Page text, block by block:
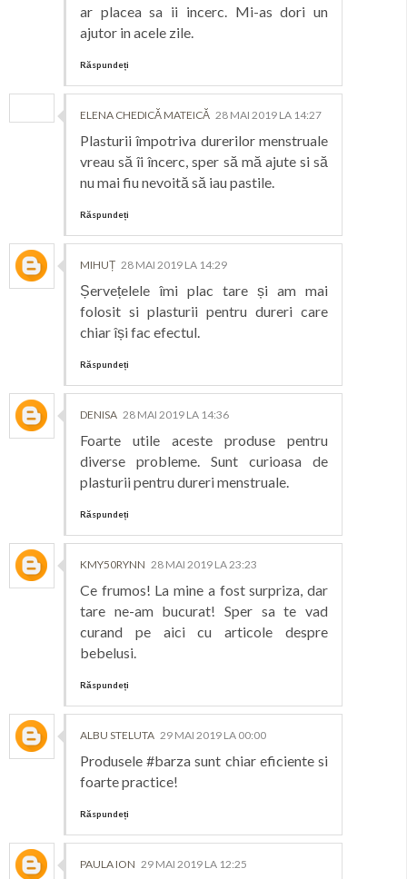
ar placea sa ii incerc. Mi-as dori un
ajutor in acele zile.
Răspundeți
ELENA CHEDICĂ MATEICĂ 28 MAI 2019 LA 14:27
Plasturii împotriva durerilor menstruale
vreau să îi încerc, sper să mă ajute si să
nu mai fiu nevoită să iau pastile.
Răspundeți
MIHUȚ 28 MAI 2019 LA 14:29
Șervețelele îmi plac tare și am mai
folosit si plasturii pentru dureri care
chiar își fac efectul.
Răspundeți
DENISA 28 MAI 2019 LA 14:36
Foarte utile aceste produse pentru
diverse probleme. Sunt curioasa de
plasturii pentru dureri menstruale.
Răspundeți
KMY50RYNN 28 MAI 2019 LA 23:23
Ce frumos! La mine a fost surpriza, dar
tare ne-am bucurat! Sper sa te vad
curand pe aici cu articole despre
bebelusi.
Răspundeți
ALBU STELUTA 29 MAI 2019 LA 00:00
Produsele #barza sunt chiar eficiente si
foarte practice!
Răspundeți
PAULA ION 29 MAI 2019 LA 12:25